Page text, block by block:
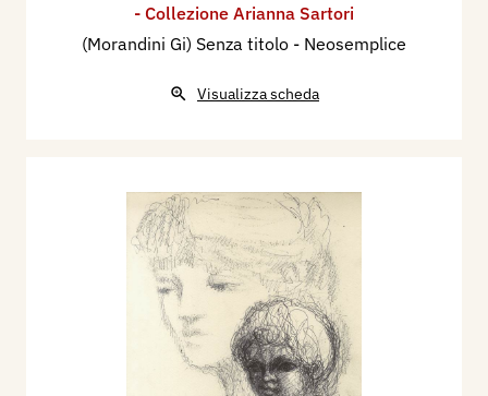
- Collezione Arianna Sartori
(Morandini Gi) Senza titolo - Neosemplice
Visualizza scheda